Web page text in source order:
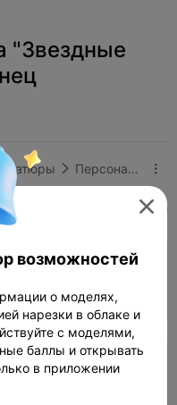
"Звездные
 Персонажи и существа 
30% infill
1 plates  29.61g

15% infill

возможностей
о моделях,
нарезки в облаке и
с моделями,
баллы и открывать
в приложении